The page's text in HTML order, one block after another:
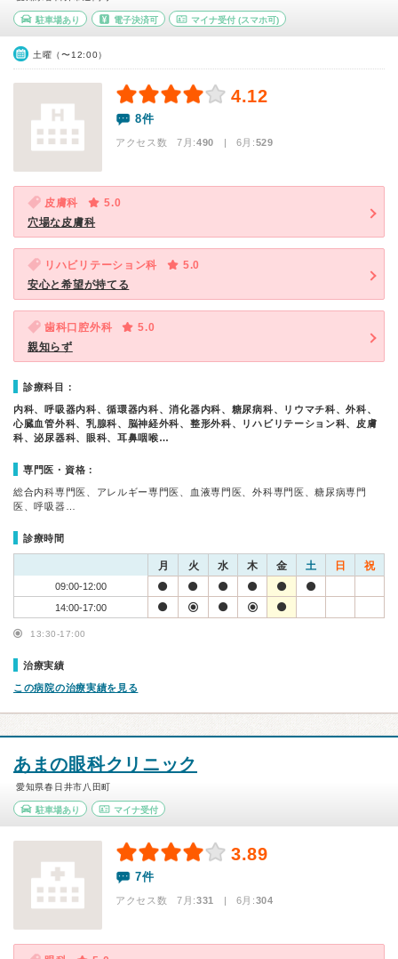
駐車場あり 電子決済可 マイナ受付 (スマホ可)
土曜（〜12:00）
4.12
8件
アクセス数 7月:490 | 6月:529
皮膚科
5.0
穴場な皮膚科
リハビリテーション科
5.0
安心と希望が持てる
歯科口腔外科
5.0
親知らず
診療科目：
内科、呼吸器内科、循環器内科、消化器内科、糖尿病科、リウマチ科、外科、
心臓血管外科、乳腺科、脳神経外科、整形外科、リハビリテーション科、皮膚
科、泌尿器科、眼科、耳鼻咽喉…
専門医・資格：
総合内科専門医、アレルギー専門医、血液専門医、外科専門医、糖尿病専門
医、呼吸器…
診療時間
月 火 水 木 金 土 日 祝
09:00-12:00
14:00-17:00
13:30-17:00
治療実績
この病院の治療実績を見る
あまの眼科クリニック
愛知県春日井市八田町
駐車場あり マイナ受付
3.89
7件
アクセス数 7月:331 | 6月:304